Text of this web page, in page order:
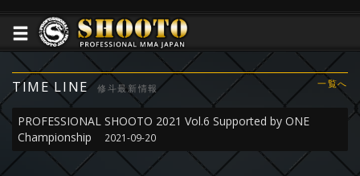
TIME LINE 修斗最新情報 一覧へ
PROFESSIONAL SHOOTO 2021 Vol.6 Supported by ONE
Championship
2021-09-20